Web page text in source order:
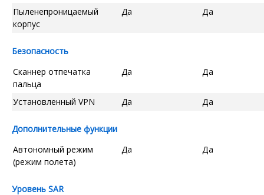
Пыленепроницаемый
корпус
Да Да
Безопасность
Сканнер отпечатка
пальца
Да Да
Установленный VPN Да Да
Дополнительные функции
Автономный режим
(режим полета)
Да Да
Уровень SAR